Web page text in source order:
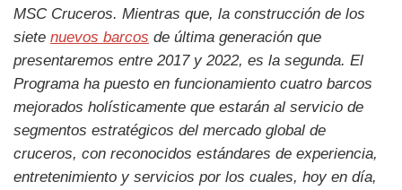
MSC Cruceros. Mientras que, la construcción de los
siete nuevos barcos de última generación que
presentaremos entre 2017 y 2022, es la segunda. El
Programa ha puesto en funcionamiento cuatro barcos
mejorados holísticamente que estarán al servicio de
segmentos estratégicos del mercado global de
cruceros, con reconocidos estándares de experiencia,
entretenimiento y servicios por los cuales, hoy en día,